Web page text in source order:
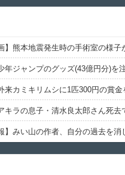
】熊本地震発生時の手術室の様子
】みい山の作者、自分の過去を消